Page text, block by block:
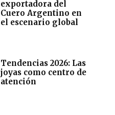
exportadora del
Cuero Argentino en
el escenario global
Tendencias 2026: Las
joyas como centro de
atención